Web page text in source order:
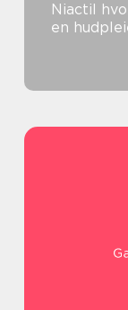
Niactil hvorfor denne gelkremen har blitt
en